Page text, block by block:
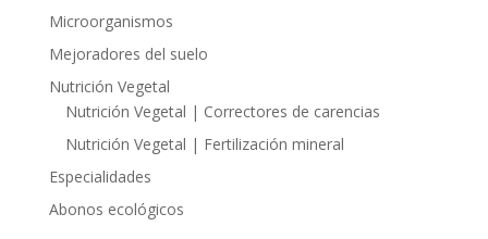
Microorganismos
Mejoradores del suelo
Nutrición Vegetal
Nutrición Vegetal | Correctores de carencias
Nutrición Vegetal | Fertilización mineral
Especialidades
Abonos ecológicos